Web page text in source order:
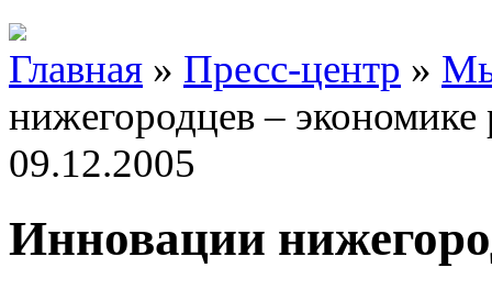
Главная » Пресс-центр »
нижегородцев – экономике
09.12.2005
Инновации